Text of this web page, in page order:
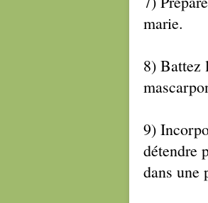
marie.
8) Battez
9)
détendre
dans une